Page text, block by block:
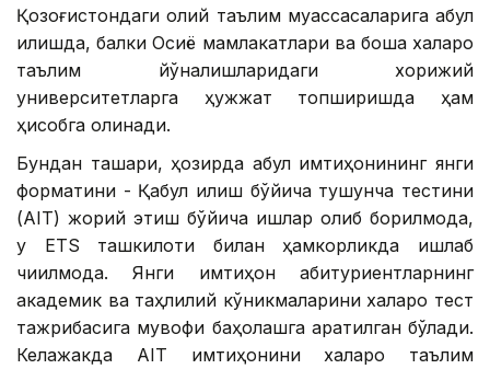
Қозоғистондаги олий таълим муассасаларига қабул
қилишда, балки Осиё мамлакатлари ва бошқа халқаро
таълим йўналишларидаги хорижий
университетларга ҳужжат топширишда ҳам
ҳисобга олинади.
Бундан ташқари, ҳозирда қабул имтиҳонининг янги
форматини - Қабул қилиш бўйича тушунча тестини
(AIT) жорий этиш бўйича ишлар олиб борилмоқда,
у ETS ташкилоти билан ҳамкорликда ишлаб
чиқилмоқда. Янги имтиҳон абитуриентларнинг
академик ва таҳлилий кўникмаларини халқаро тест
тажрибасига мувофиқ баҳолашга қаратилган бўлади.
Келажакда AIT имтиҳонини халқаро таълим